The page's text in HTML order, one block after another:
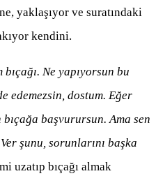
yaklaşıyor ve suratındaki
kendini.
Ne yapıyorsun bu
edemezsin, dostum. Eğer
başvurursun. Ama sen
şunu, sorunlarını başka
uzatıp bıçağı almak